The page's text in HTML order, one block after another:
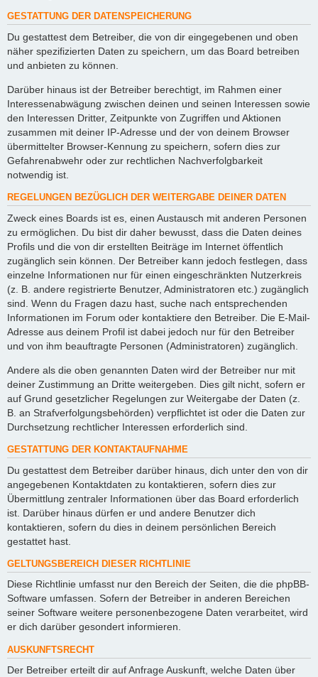
GESTATTUNG DER DATENSPEICHERUNG
Du gestattest dem Betreiber, die von dir eingegebenen und oben
näher spezifizierten Daten zu speichern, um das Board betreiben
und anbieten zu können.
Darüber hinaus ist der Betreiber berechtigt, im Rahmen einer
Interessenabwägung zwischen deinen und seinen Interessen sowie
den Interessen Dritter, Zeitpunkte von Zugriffen und Aktionen
zusammen mit deiner IP-Adresse und der von deinem Browser
übermittelter Browser-Kennung zu speichern, sofern dies zur
Gefahrenabwehr oder zur rechtlichen Nachverfolgbarkeit
notwendig ist.
REGELUNGEN BEZÜGLICH DER WEITERGABE DEINER DATEN
Zweck eines Boards ist es, einen Austausch mit anderen Personen
zu ermöglichen. Du bist dir daher bewusst, dass die Daten deines
Profils und die von dir erstellten Beiträge im Internet öffentlich
zugänglich sein können. Der Betreiber kann jedoch festlegen, dass
einzelne Informationen nur für einen eingeschränkten Nutzerkreis
(z. B. andere registrierte Benutzer, Administratoren etc.) zugänglich
sind. Wenn du Fragen dazu hast, suche nach entsprechenden
Informationen im Forum oder kontaktiere den Betreiber. Die E-Mail-
Adresse aus deinem Profil ist dabei jedoch nur für den Betreiber
und von ihm beauftragte Personen (Administratoren) zugänglich.
Andere als die oben genannten Daten wird der Betreiber nur mit
deiner Zustimmung an Dritte weitergeben. Dies gilt nicht, sofern er
auf Grund gesetzlicher Regelungen zur Weitergabe der Daten (z.
B. an Strafverfolgungsbehörden) verpflichtet ist oder die Daten zur
Durchsetzung rechtlicher Interessen erforderlich sind.
GESTATTUNG DER KONTAKTAUFNAHME
Du gestattest dem Betreiber darüber hinaus, dich unter den von dir
angegebenen Kontaktdaten zu kontaktieren, sofern dies zur
Übermittlung zentraler Informationen über das Board erforderlich
ist. Darüber hinaus dürfen er und andere Benutzer dich
kontaktieren, sofern du dies in deinem persönlichen Bereich
gestattet hast.
GELTUNGSBEREICH DIESER RICHTLINIE
Diese Richtlinie umfasst nur den Bereich der Seiten, die die phpBB-
Software umfassen. Sofern der Betreiber in anderen Bereichen
seiner Software weitere personenbezogene Daten verarbeitet, wird
er dich darüber gesondert informieren.
AUSKUNFTSRECHT
Der Betreiber erteilt dir auf Anfrage Auskunft, welche Daten über